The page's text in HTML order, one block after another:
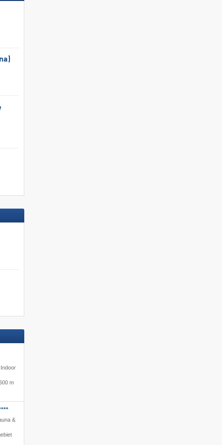
Indoor
m
&